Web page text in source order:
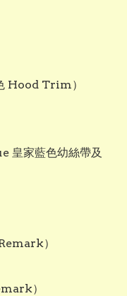
皇家藍色幼絲帶及
）
）